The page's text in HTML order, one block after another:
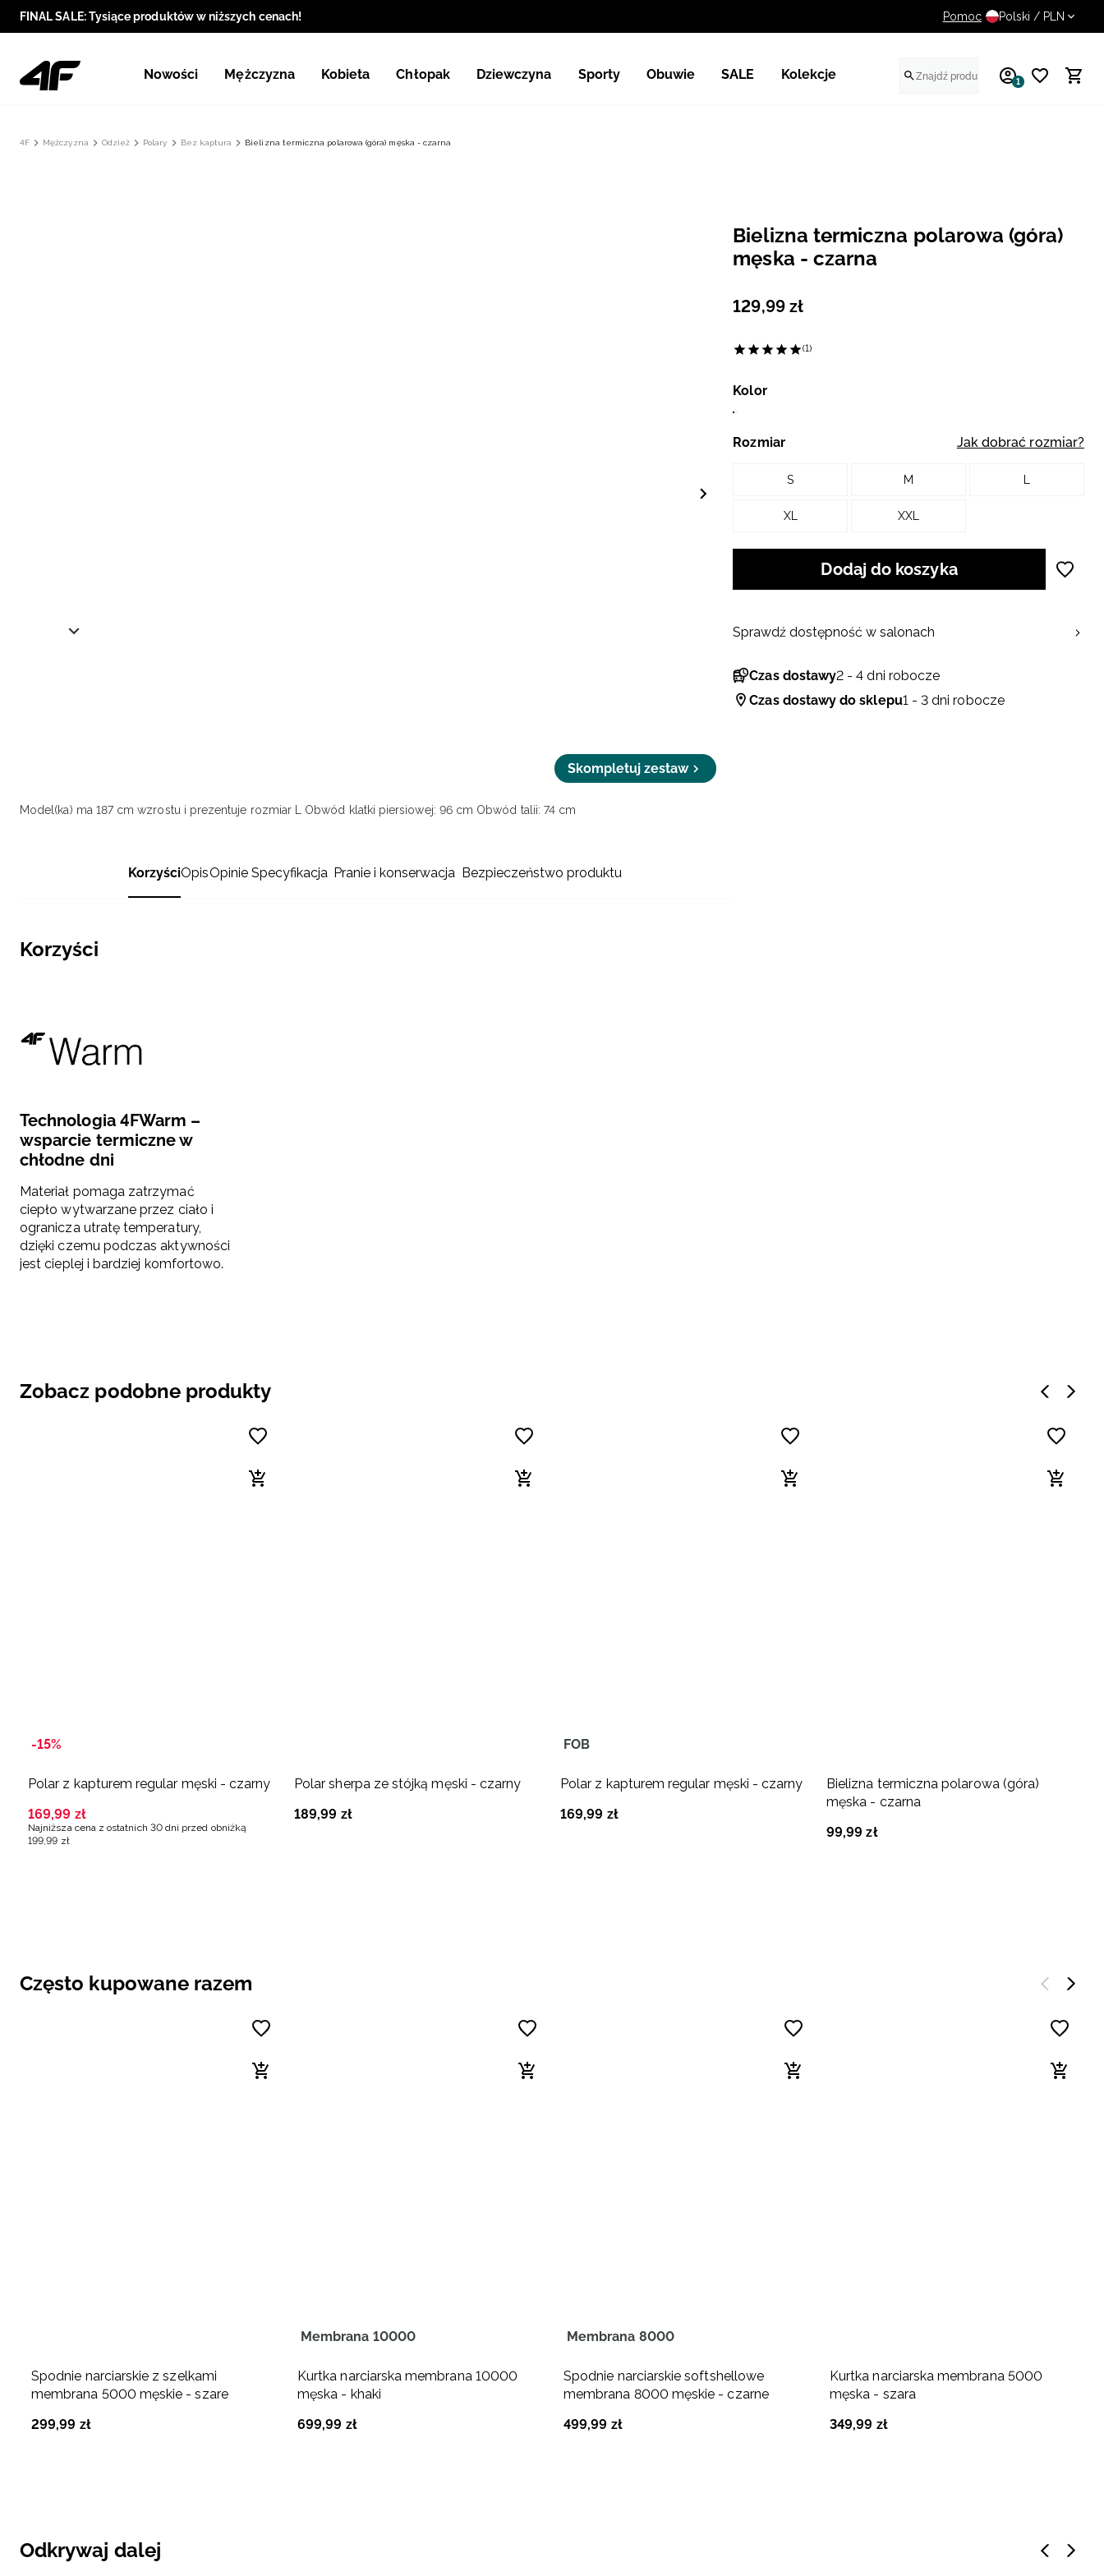
FINAL SALE: Tysiące produktów w niższych cenach! 14 dni na darmowy zwrot
Pomoc Polski / PLN
Nowości Mężczyzna Kobieta Chłopak Dziewczyna Sporty Obuwie SALE Kolekcje 1
4F Mężczyzna Odzież Polary Bez kaptura Bielizna termiczna polarowa (góra) męska - czarna
Skompletuj zestaw
Model(ka) ma 187 cm wzrostu i prezentuje rozmiar L Obwód klatki piersiowej: 96 cm Obwód talii: 74 cm
KorzyściOpisOpinie Specyfikacja Pranie i konserwacja Bezpieczeństwo produktu
Korzyści
Technologia 4FWarm –
wsparcie termiczne w
chłodne dni
Materiał pomaga zatrzymać
ciepło wytwarzane przez ciało i
ogranicza utratę temperatury,
dzięki czemu podczas aktywności
jest cieplej i bardziej komfortowo.
Bielizna termiczna polarowa (góra)
męska - czarna
129,99 zł
(1)
Kolor
Rozmiar Jak dobrać rozmiar?
S M
XL XXL
Dodaj do koszyka
Czas dostawy2 - 4 dni robocze
Czas dostawy do sklepu1 - 3 dni robocze
Sprawdź dostępność w salonach
Zobacz podobne produkty
-15%
Polar z kapturem regular męski - czarny
169,99 zł
Najniższa cena z ostatnich 30 dni przed obniżką
199,99 zł
Polar sherpa ze stójką męski - czarny
189,99 zł
FOB
Polar z kapturem regular męski - czarny
169,99 zł
Bielizna termiczna polarowa (góra)
męska - czarna
99,99 zł
Często kupowane razem
Spodnie narciarskie z szelkami
membrana 5000 męskie - szare
299,99 zł
Membrana 10000
Kurtka narciarska membrana 10000
męska - khaki
699,99 zł
Membrana 8000
Spodnie narciarskie softshellowe
membrana 8000 męskie - czarne
499,99 zł
Kurtka narciarska membrana 5000
męska - szara
349,99 zł
Odkrywaj dalej